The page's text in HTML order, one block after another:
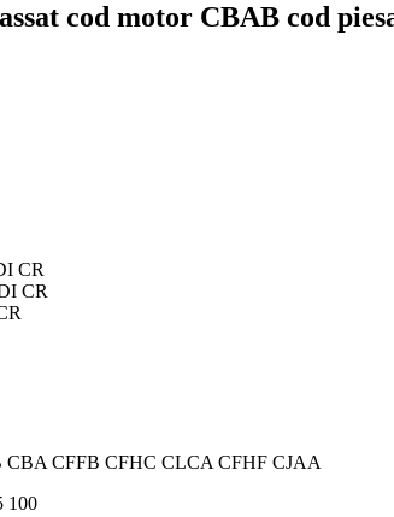
cod motor CBAB cod
CR
CR
CBA CFFB CFHC CLCA CFHF CJAA
100